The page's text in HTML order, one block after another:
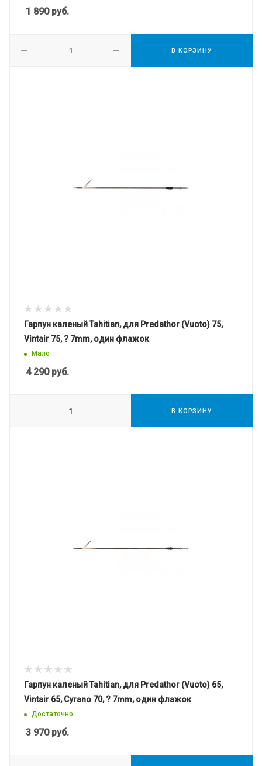
1 890руб.
В КОРЗИНУ
Гарпун каленый Tahitian, для Predathor (Vuoto) 75,
Vintair 75, ? 7mm, один флажок
Мало
4 290руб.
В КОРЗИНУ
Гарпун каленый Tahitian, для Predathor (Vuoto) 65,
Vintair 65, Cyrano 70, ? 7mm, один флажок
Достаточно
3 970руб.